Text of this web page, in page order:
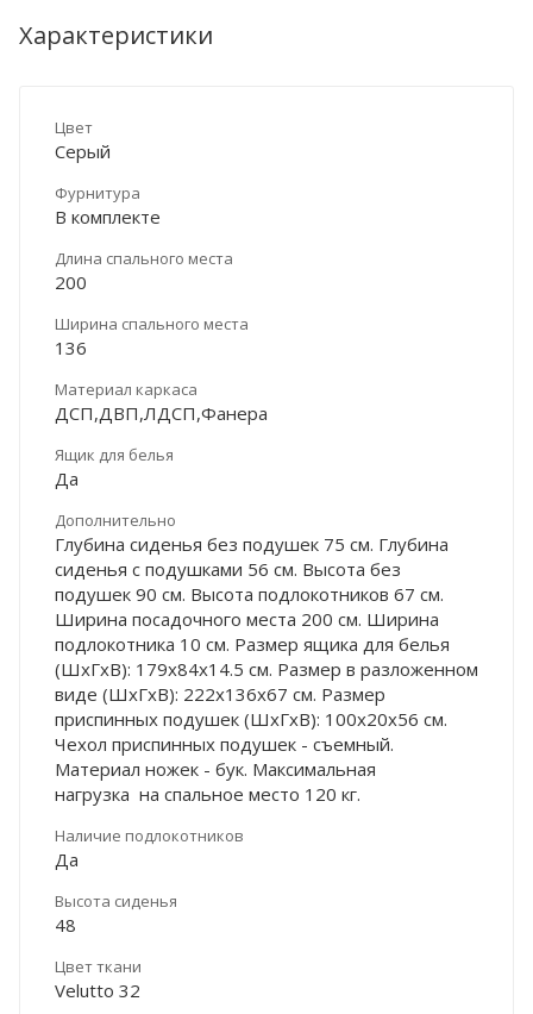
Характеристики
Цвет
Серый
Фурнитура
В комплекте
Длина спального места
200
Ширина спального места
136
Материал каркаса
ДСП,ДВП,ЛДСП,Фанера
Ящик для белья
Да
Дополнительно
Глубина сиденья без подушек 75 см. Глубина
сиденья с подушками 56 см. Высота без
подушек 90 см. Высота подлокотников 67 см.
Ширина посадочного места 200 см. Ширина
подлокотника 10 см. Размер ящика для белья
(ШхГхВ): 179х84х14.5 см. Размер в разложенном
виде (ШхГхВ): 222х136х67 см. Размер
приспинных подушек (ШхГхВ): 100х20х56 см.
Чехол приспинных подушек - съемный.
Материал ножек - бук. Максимальная
нагрузка на спальное место 120 кг.
Наличие подлокотников
Да
Высота сиденья
48
Цвет ткани
Velutto 32